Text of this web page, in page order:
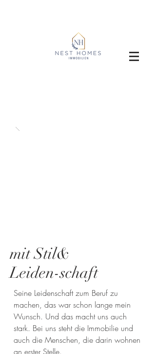
mit Stil&
Leiden-schaft
Seine Leidenschaft zum Beruf zu
machen, das war schon lange mein
Wunsch. Und das macht uns auch
stark. Bei uns steht die Immobilie und
auch die Menschen, die darin wohnen
an erster Stelle.